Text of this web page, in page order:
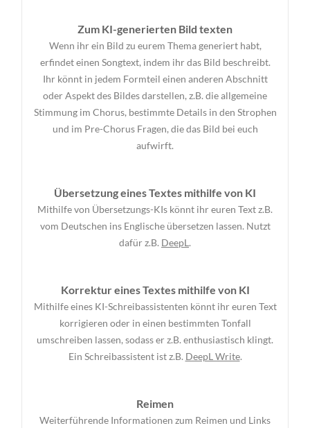
Zum KI-generierten Bild texten
Wenn ihr ein Bild zu eurem Thema generiert habt,
erfindet einen Songtext, indem ihr das Bild beschreibt.
Ihr könnt in jedem Formteil einen anderen Abschnitt
oder Aspekt des Bildes darstellen, z.B. die allgemeine
Stimmung im Chorus, bestimmte Details in den Strophen
und im Pre-Chorus Fragen, die das Bild bei euch
aufwirft.
Übersetzung eines Textes mithilfe von KI
Mithilfe von Übersetzungs-KIs könnt ihr euren Text z.B.
vom Deutschen ins Englische übersetzen lassen. Nutzt
dafür z.B. DeepL.
Korrektur eines Textes mithilfe von KI
Mithilfe eines KI-Schreibassistenten könnt ihr euren Text
korrigieren oder in einen bestimmten Tonfall
umschreiben lassen, sodass er z.B. enthusiastisch klingt.
Ein Schreibassistent ist z.B. DeepL Write.
Reimen
Weiterführende Informationen zum Reimen und Links